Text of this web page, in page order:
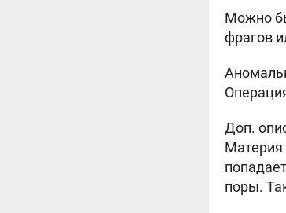
Можно
фрагов
Доп.
Материя
поры.